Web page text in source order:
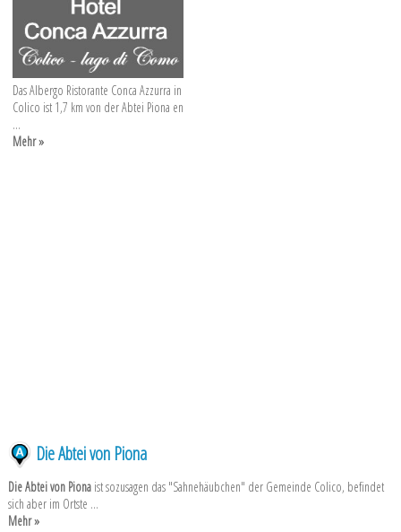
Das Albergo Ristorante Conca Azzurra in
Colico ist 1,7 km von der Abtei Piona en
...
Mehr »
Die Abtei von Piona
Die Abtei von Piona ist sozusagen das "Sahnehäubchen" der Gemeinde Colico, befindet
sich aber im Ortste ...
Mehr »